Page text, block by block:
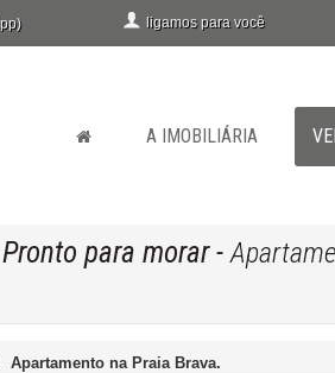
ligamos para você
A IMOBILIÁRIA
para morar-
Apartamento na Praia Brava.